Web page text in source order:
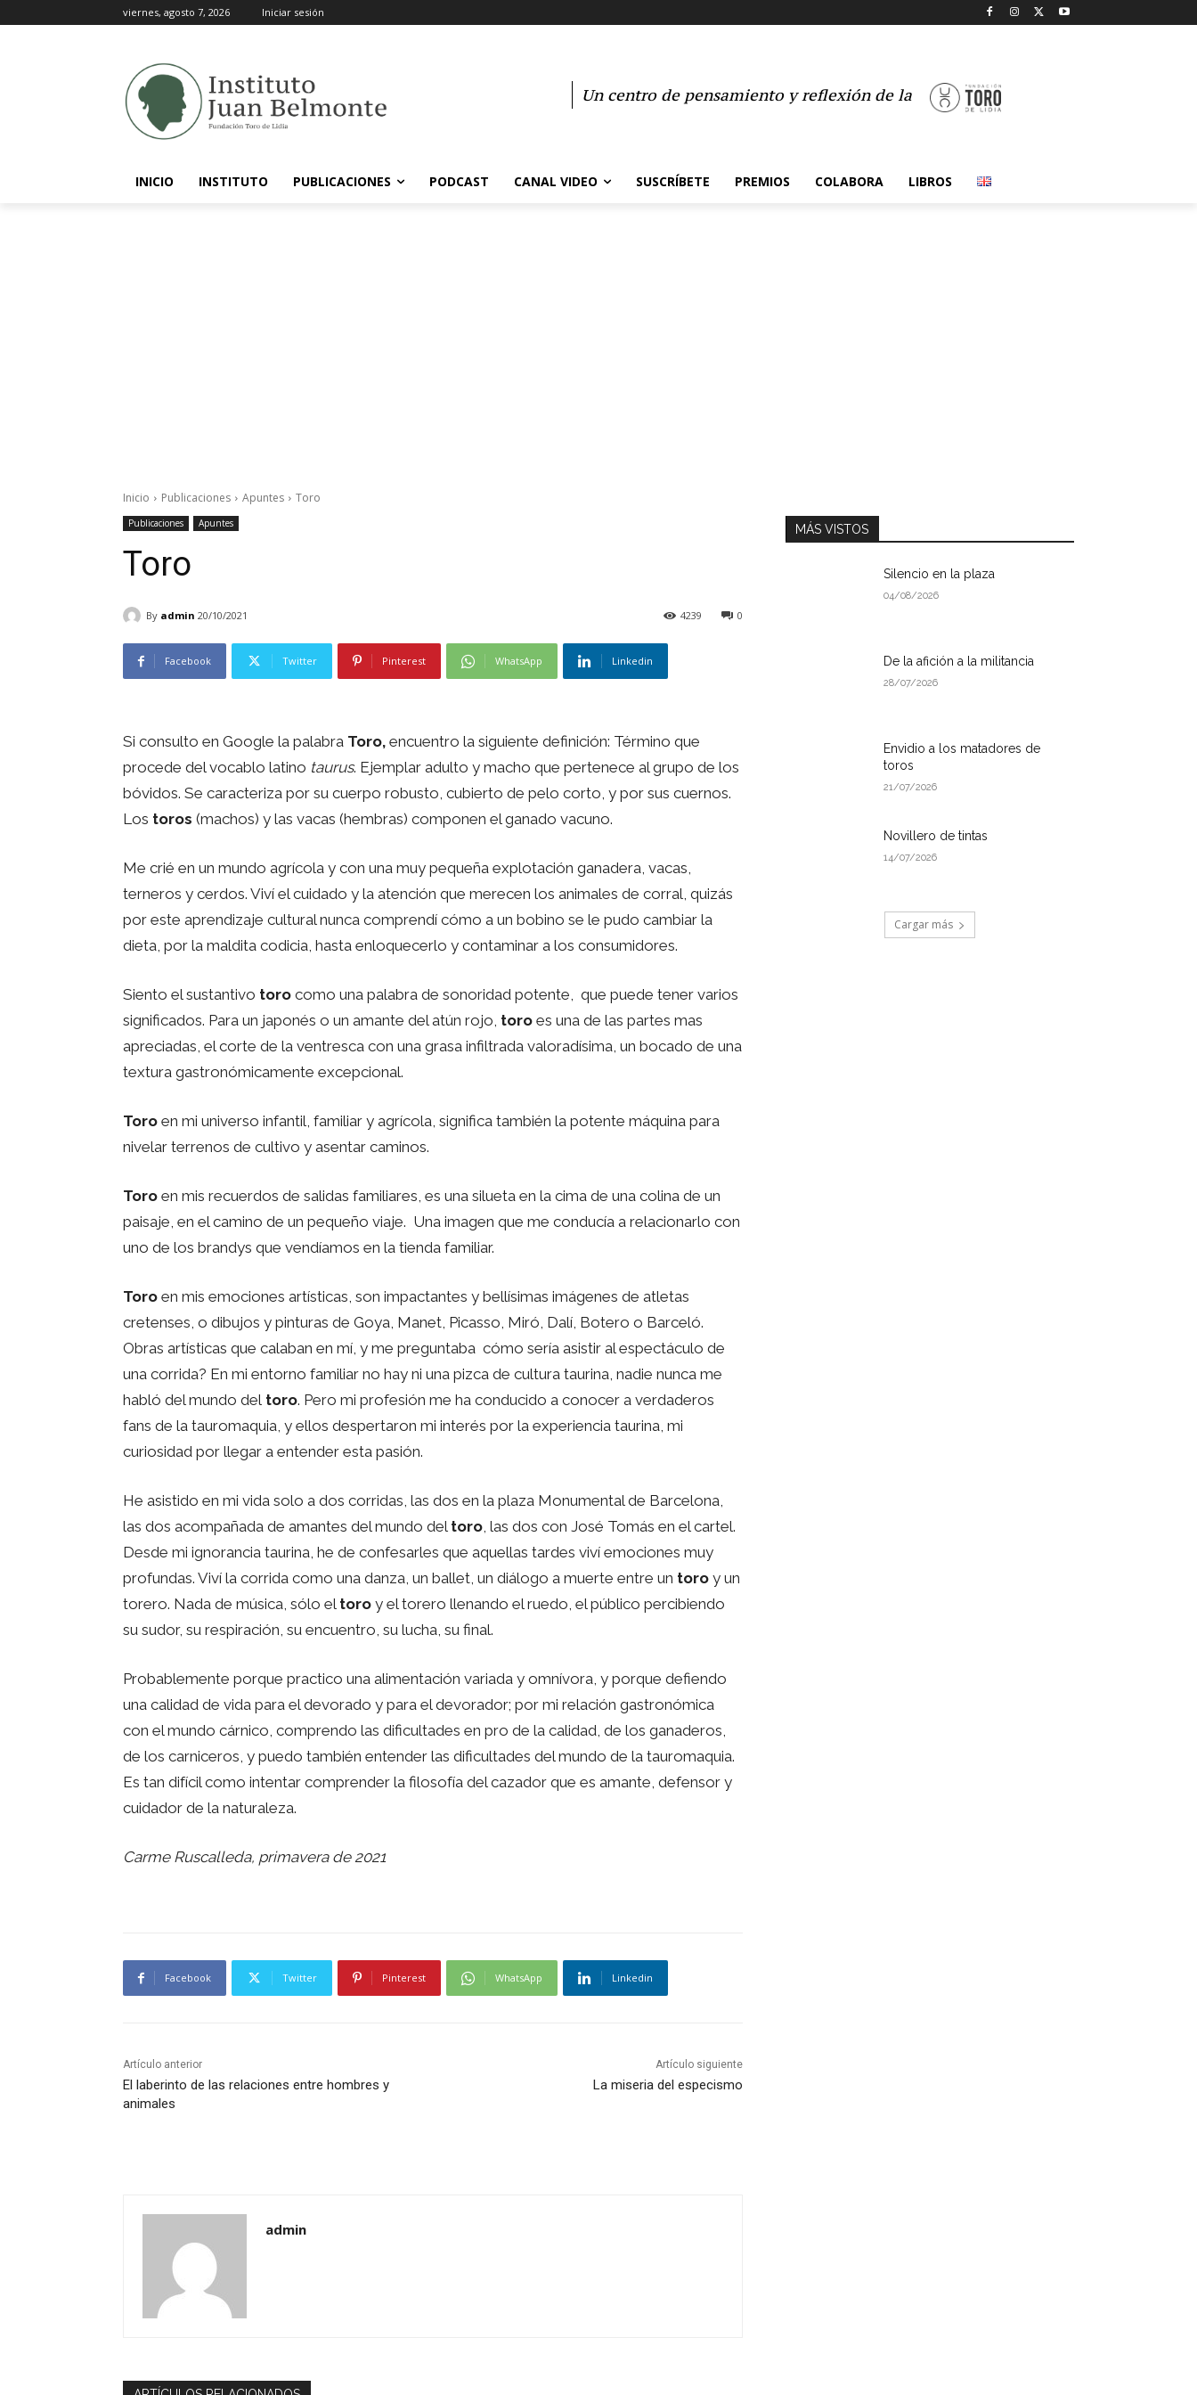
viernes, agosto 7, 2026 Iniciar sesión
Un centro de pensamiento y reflexión de la
INICIO INSTITUTO PUBLICACIONES PODCAST CANAL VIDEO SUSCRÍBETE PREMIOS COLABORA LIBROS
Inicio Publicaciones Apuntes Toro
Publicaciones Apuntes
Toro
By admin 20/10/2021 0
4239
Facebook Twitter Pinterest WhatsApp Linkedin
Si consulto en Google la palabra Toro, encuentro la siguiente definición: Término que
procede del vocablo latino taurus. Ejemplar adulto y macho que pertenece al grupo de los
bóvidos. Se caracteriza por su cuerpo robusto, cubierto de pelo corto, y por sus cuernos.
Los toros (machos) y las vacas (hembras) componen el ganado vacuno.
Me crié en un mundo agrícola y con una muy pequeña explotación ganadera, vacas,
terneros y cerdos. Viví el cuidado y la atención que merecen los animales de corral, quizás
por este aprendizaje cultural nunca comprendí cómo a un bobino se le pudo cambiar la
dieta, por la maldita codicia, hasta enloquecerlo y contaminar a los consumidores.
Siento el sustantivo toro como una palabra de sonoridad potente, que puede tener varios
significados. Para un japonés o un amante del atún rojo, toro es una de las partes mas
apreciadas, el corte de la ventresca con una grasa infiltrada valoradísima, un bocado de una
textura gastronómicamente excepcional.
Toro en mi universo infantil, familiar y agrícola, significa también la potente máquina para
nivelar terrenos de cultivo y asentar caminos.
Toro en mis recuerdos de salidas familiares, es una silueta en la cima de una colina de un
paisaje, en el camino de un pequeño viaje. Una imagen que me conducía a relacionarlo con
uno de los brandys que vendíamos en la tienda familiar.
Toro en mis emociones artísticas, son impactantes y bellísimas imágenes de atletas
cretenses, o dibujos y pinturas de Goya, Manet, Picasso, Miró, Dalí, Botero o Barceló.
Obras artísticas que calaban en mí, y me preguntaba cómo sería asistir al espectáculo de
una corrida? En mi entorno familiar no hay ni una pizca de cultura taurina, nadie nunca me
habló del mundo del toro. Pero mi profesión me ha conducido a conocer a verdaderos
fans de la tauromaquia, y ellos despertaron mi interés por la experiencia taurina, mi
curiosidad por llegar a entender esta pasión.
He asistido en mi vida solo a dos corridas, las dos en la plaza Monumental de Barcelona,
las dos acompañada de amantes del mundo del toro, las dos con José Tomás en el cartel.
Desde mi ignorancia taurina, he de confesarles que aquellas tardes viví emociones muy
profundas. Viví la corrida como una danza, un ballet, un diálogo a muerte entre un toro y un
torero. Nada de música, sólo el toro y el torero llenando el ruedo, el público percibiendo
su sudor, su respiración, su encuentro, su lucha, su final.
Probablemente porque practico una alimentación variada y omnívora, y porque defiendo
una calidad de vida para el devorado y para el devorador; por mi relación gastronómica
con el mundo cárnico, comprendo las dificultades en pro de la calidad, de los ganaderos,
de los carniceros, y puedo también entender las dificultades del mundo de la tauromaquia.
Es tan difícil como intentar comprender la filosofía del cazador que es amante, defensor y
cuidador de la naturaleza.
Carme Ruscalleda, primavera de 2021
Facebook Twitter Pinterest WhatsApp Linkedin
Artículo anterior
El laberinto de las relaciones entre hombres y
animales
Artículo siguiente
La miseria del especismo
admin
MÁS VISTOS
Silencio en la plaza
04/08/2026
De la afición a la militancia
28/07/2026
Envidio a los matadores de
toros
21/07/2026
Novillero de tintas
14/07/2026
Cargar más